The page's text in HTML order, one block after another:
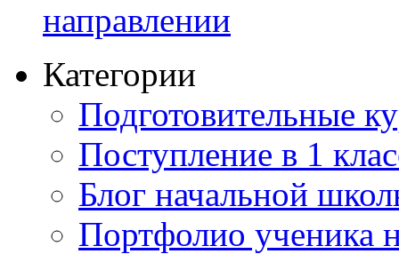
направлении
Категории
Подготовительные
Поступление в 1
Блог начальной
Портфолио ученика